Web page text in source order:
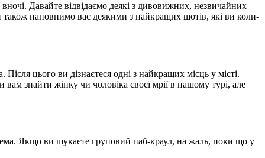
Давайте відвідаємо деякі з дивовижних, незвичайних
також наповнимо вас деякими з найкращих шотів, які ви коли-
цього ви дізнаєтеся одні з найкращих місць у місті.
знайти жінку чи чоловіка своєї мрії в нашому турі, але
Якщо ви шукаєте груповий паб-краул, на жаль, поки що у